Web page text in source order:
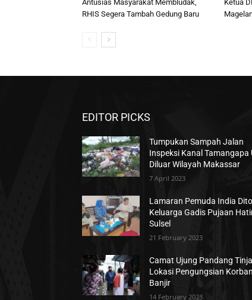
Antusias Masyarakat Membludak,
RHIS Segera Tambah Gedung Baru
Ketua
EDITOR PICKS
Tumpukan Sampah Jalan
Inspeksi Kanal Tamangapa
Diluar Wilayah Makassar
7 April 2023
Lamaran Pemuda India
Keluarga Gadis Pujaan
Sulsel
21 February 2023
Camat Ujung Pandang
Lokasi Pengungsian Korban
Banjir
14 February 2023